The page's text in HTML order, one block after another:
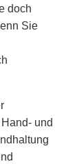
doch
Sie
und